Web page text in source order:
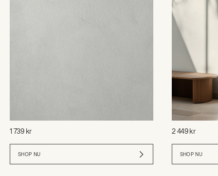
1 739 kr
SHOP NU
2 449 kr
SHOP NU